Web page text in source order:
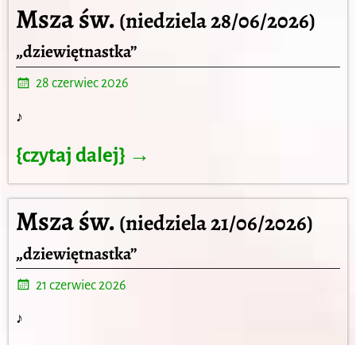
Msza św.(niedziela 28/06/2026)
„dziewiętnastka”
28 czerwiec 2026
♪
{czytaj dalej} →
Msza św.(niedziela 21/06/2026)
„dziewiętnastka”
21 czerwiec 2026
♪